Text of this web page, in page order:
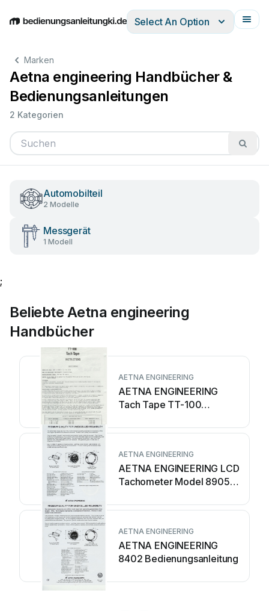
EnglishDeutschEspañolItalianoFrançais
Select An Option
Marken
Aetna engineering Handbücher &
Bedienungsanleitungen
2 Kategorien
Automobilteil
2 Modelle
Messgerät
1 Modell
;
Beliebte Aetna engineering
Handbücher
AETNA ENGINEERING
AETNA ENGINEERING
Tach Tape TT-100
AETNA ENGINEERING
AETNA ENGINEERING LCD
Tachometer Model 8905
AETNA ENGINEERING
AETNA ENGINEERING
8402 Bedienungsanleitung